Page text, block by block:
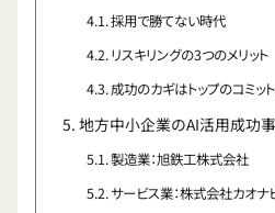
採用で勝てない時代
リスキリングの3つのメリット
成功のカギはトップのコミッ
地方中小企業のAI活用成功
製造業：旭鉄工株式会社
サービス業：株式会社カオナ